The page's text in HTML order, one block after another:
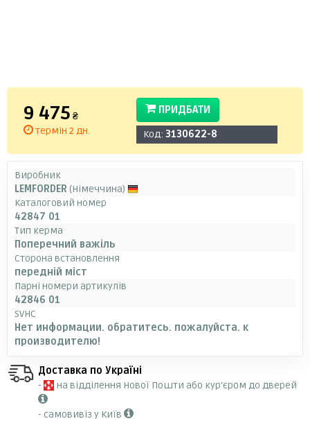
9 475 ₴
термін 2 дн.
ПРИДБАТИ
Код: 3130622-8
Виробник
LEMFORDER (Німеччина)
Каталоговий номер
42847 01
Тип керма
Поперечний важіль
Сторона встановлення
передній міст
Парні номери артикулів
42846 01
SVHC
Нет информации. обратитесь. пожалуйста. к
производителю!
Доставка по Україні
-
на відділення Нової Пошти або кур'єром до дверей
- самовивіз у Київ